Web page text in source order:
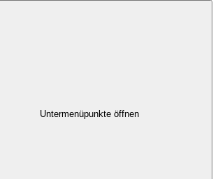
Untermenüpunkte öffnen